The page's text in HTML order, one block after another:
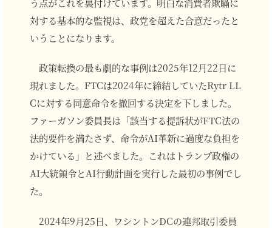
対する基本的な監視は、政党を超えた合意だったと
いうことになります。
政策転換の最も劇的な事例は2025年12月22日に
現れました。FTCは2024年に締結していたRytr LL
Cに対する同意命令を撤回する決定を下しました。
ファーガソン委員長は「該当する提訴状がFTC法の
法的要件を満たさず、命令がAI革新に過度な負担を
かけている」と述べました。これはトランプ政権の
AI大統領令とAI行動計画を実行した最初の事例でし
た。
2024年9月25日、ワシントンDCの連邦取引委員